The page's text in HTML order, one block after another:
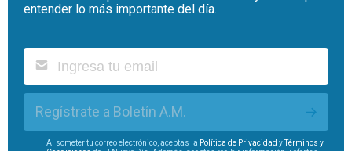
entender lo más importante del día.
Regístrate a Boletín A.M.
Al someter tu correo electrónico, aceptas la Política de Privacidad yTérminos y